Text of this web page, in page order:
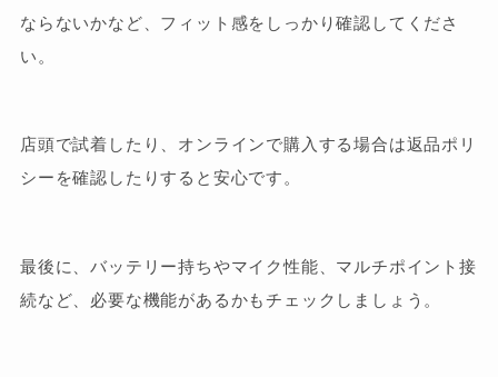
ならないかなど、フィット感をしっかり確認してくださ
い。
店頭で試着したり、オンラインで購入する場合は返品ポリ
シーを確認したりすると安心です。
最後に、バッテリー持ちやマイク性能、マルチポイント接
続など、必要な機能があるかもチェックしましょう。